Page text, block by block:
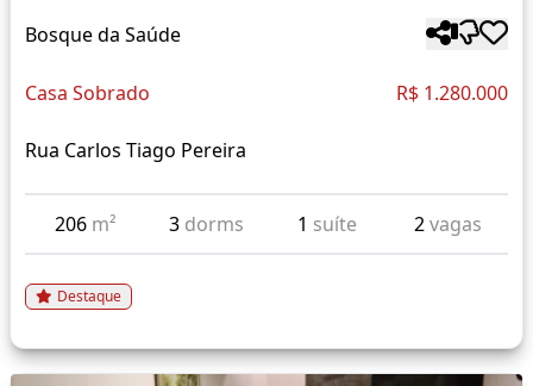
Bosque da Saúde
Casa Sobrado R$ 1.280.000
Rua Carlos Tiago Pereira
206 m² 3 dorms 1 suíte 2vagas
Destaque